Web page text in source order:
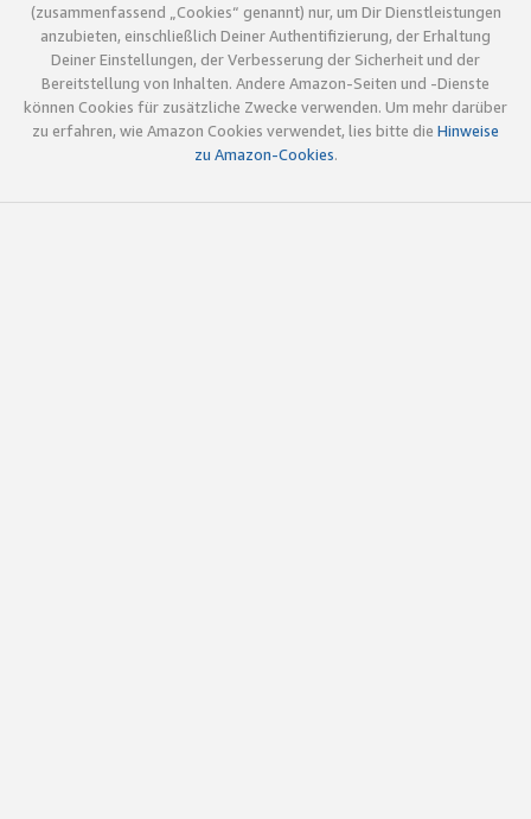
(zusammenfassend „Cookies“ genannt) nur, um Dir Dienstleistungen
anzubieten, einschließlich Deiner Authentifizierung, der Erhaltung
Deiner Einstellungen, der Verbesserung der Sicherheit und der
Bereitstellung von Inhalten. Andere Amazon-Seiten und -Dienste
können Cookies für zusätzliche Zwecke verwenden. Um mehr darüber
zu erfahren, wie Amazon Cookies verwendet, lies bitte die Hinweise
zu Amazon-Cookies.